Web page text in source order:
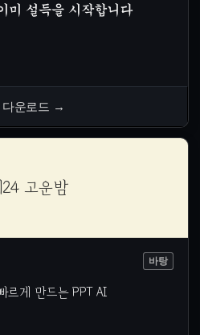
미 설득을 시작합니다
운로드 →
고운밤
바탕
르게 만드는 PPT AI